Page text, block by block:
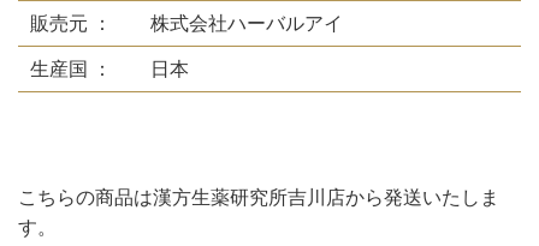
販売元 ： 株式会社ハーバルアイ
生産国 ： 日本
こちらの商品は漢方生薬研究所吉川店から発送いたしま
す。